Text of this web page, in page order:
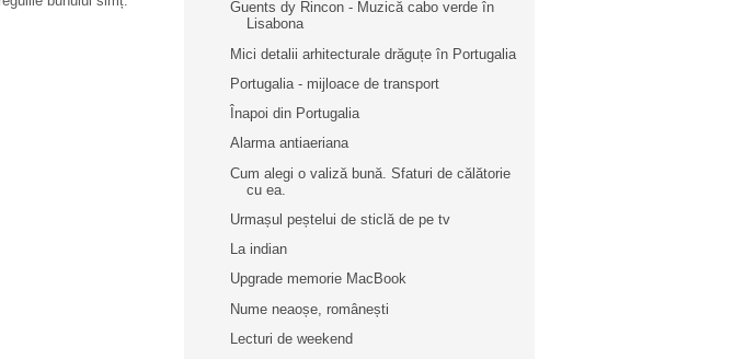
Guents dy Rincon - Muzică cabo verde în
Lisabona
Mici detalii arhitecturale drăguțe în Portugalia
Portugalia - mijloace de transport
Înapoi din Portugalia
Alarma antiaeriana
Cum alegi o valiză bună. Sfaturi de călătorie
cu ea.
Urmașul peștelui de sticlă de pe tv
La indian
Upgrade memorie MacBook
Nume neaoșe, românești
Lecturi de weekend